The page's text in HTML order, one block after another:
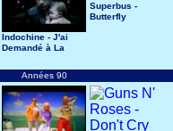
Indochine - J'ai
Demandé à La
Superbus -
Butterfly
Années 90